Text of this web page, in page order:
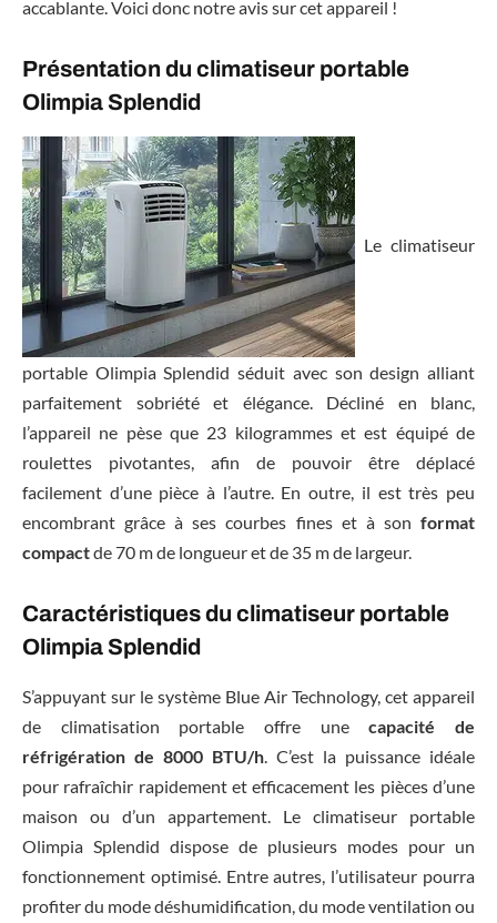
accablante. Voici donc notre avis sur cet appareil !
Présentation du climatiseur portable
Olimpia Splendid
Le climatiseur
portable Olimpia Splendid séduit avec son design alliant
parfaitement sobriété et élégance. Décliné en blanc,
l’appareil ne pèse que 23 kilogrammes et est équipé de
roulettes pivotantes, afin de pouvoir être déplacé
facilement d’une pièce à l’autre. En outre, il est très peu
encombrant grâce à ses courbes fines et à son format
compactde 70 m de longueur et de 35 m de largeur.
Caractéristiques du climatiseur portable
Olimpia Splendid
S’appuyant sur le système Blue Air Technology, cet appareil
de climatisation portable offre unecapacité de
réfrigération de 8000 BTU/h . C’est la puissance idéale
pour rafraîchir rapidement et efficacement les pièces d’une
maison ou d’un appartement. Le climatiseur portable
Olimpia Splendid dispose de plusieurs modes pour un
fonctionnement optimisé. Entre autres, l’utilisateur pourra
profiter du mode déshumidification, du mode ventilation ou